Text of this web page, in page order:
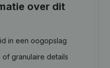
over dit
in een oogopslag
granulaire details